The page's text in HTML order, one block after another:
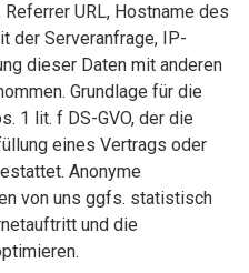
URL, Hostname des
der Serveranfrage, IP-
dieser Daten mit anderen
Grundlage für die
1 lit. f DS-GVO, der die
eines Vertrags oder
Anonyme
von uns ggfs. statistisch
und die